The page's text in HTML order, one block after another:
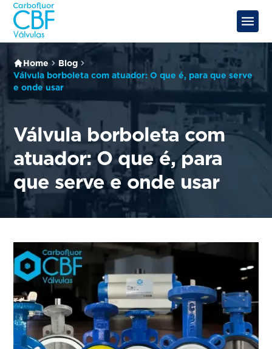
Home
Blog
Válvula borboleta com atuador: O que é, para que serve
e onde usar
Válvula borboleta com
atuador: O que é, para
que serve e onde usar